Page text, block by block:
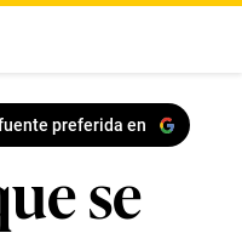
preferida en
se